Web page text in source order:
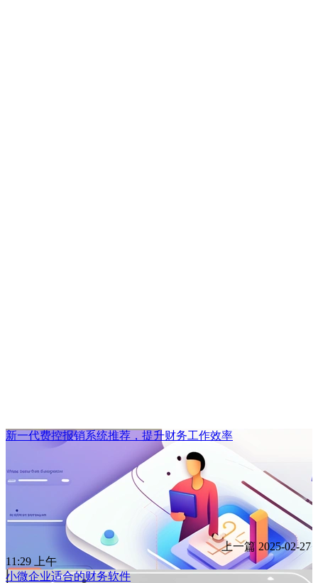
新一代费控报销系统推荐，提升财务工作效率
上一篇 2025-02-27
11:29 上午
小微企业适合的财务软件